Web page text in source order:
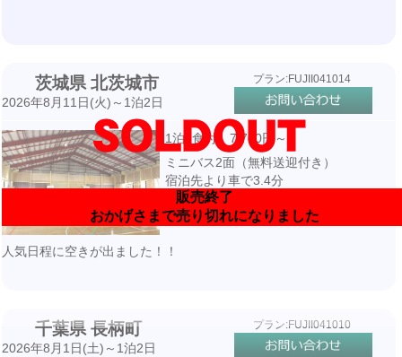
販売終了
おかげさまで売り切れになりました
茨城県 北茨城市
2026年8月11日(火)～1泊2日
プラン:FUJII041014
1泊3食付 7,700円～
ミニバス2面（無料送迎付き）
宿泊先より車で3.4分
人気日程に空きが出ました！！
千葉県 長柄町
2026年8月1日(土)～1泊2日
プラン:FUJII041010